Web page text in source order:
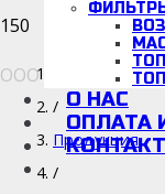
ООО
О НАС
ОПЛАТА
/
Продукция
/